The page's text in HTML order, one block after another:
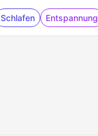
Schlafen Entspannung